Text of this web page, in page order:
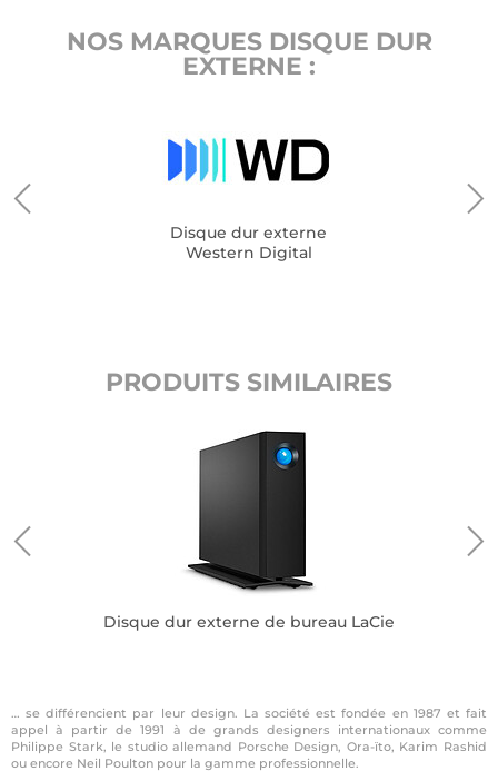
NOS MARQUES DISQUE DUR
EXTERNE :
Disque dur externe
Western Digital
PRODUITS SIMILAIRES
Disque dur externe de bureau LaCie
… se différencient par leur design. La société est fondée en 1987 et fait
appel à partir de 1991 à de grands designers internationaux comme
Philippe Stark, le studio allemand Porsche Design, Ora-ïto, Karim Rashid
ou encore Neil Poulton pour la gamme professionnelle.